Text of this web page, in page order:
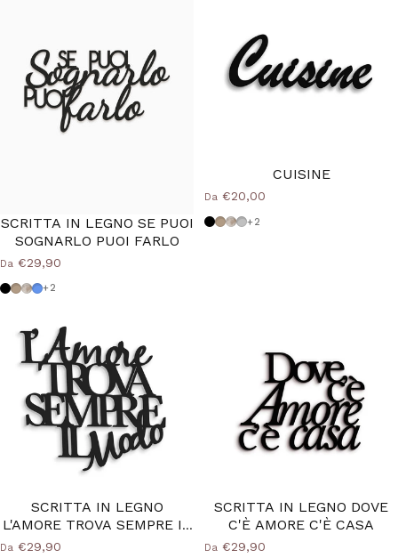
SCRITTA IN LEGNO SE PUOI
SOGNARLO PUOI FARLO
Da €29,90
Nero
Tortora
Shabby
Azzurro Polvere
+2
CUISINE
Da €20,00
Nero
Tortora
Shabby
Grigio Medio
+2
SCRITTA IN LEGNO
L'AMORE TROVA SEMPRE IL
Da €29,90
SCRITTA IN LEGNO DOVE
C'È AMORE C'È CASA
Da €29,90